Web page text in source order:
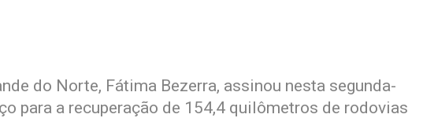
do Norte, Fátima Bezerra, assinou nesta segunda-
para a recuperação de 154,4 quilômetros de rodovias